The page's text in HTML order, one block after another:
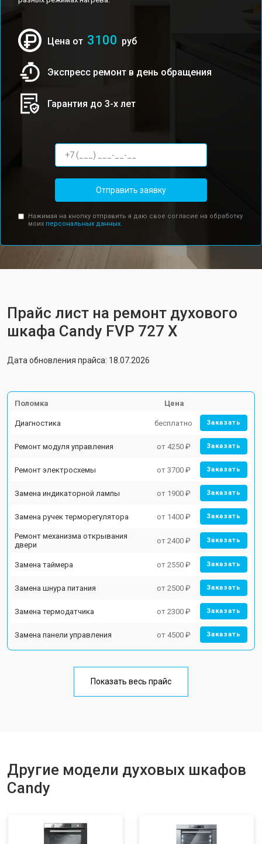
Цена от 3100 руб
Экспресс ремонт в день обращения
Гарантия до 3-х лет
Отправить заявку
Нажимая на кнопку отправить я даю свое согласие на обработку
моих персональных данных.
Прайс лист на ремонт духового
шкафа Candy FVP 727 X
Дата обновления прайса: 18.07.2026
Поломка Цена
Диагностика бесплатно Заказать
Ремонт модуля управления от 4250 ₽ Заказать
Ремонт электросхемы от 3700 ₽ Заказать
Замена индикаторной лампы от 1900 ₽ Заказать
Замена ручек терморегулятора от 1400 ₽ Заказать
Ремонт механизма открывания
двери
от 2400 ₽ Заказать
Замена таймера от 2550 ₽ Заказать
Замена шнура питания от 2500 ₽ Заказать
Замена термодатчика от 2300 ₽ Заказать
Замена панели управления от 4500 ₽ Заказать
Показать весь прайс
Другие модели духовых шкафов
Candy